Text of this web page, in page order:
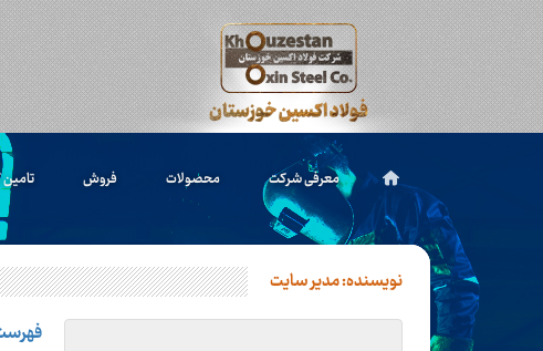
معرفی شرکت محصولات فروش
نویسنده:مدیر سایت
فهرست